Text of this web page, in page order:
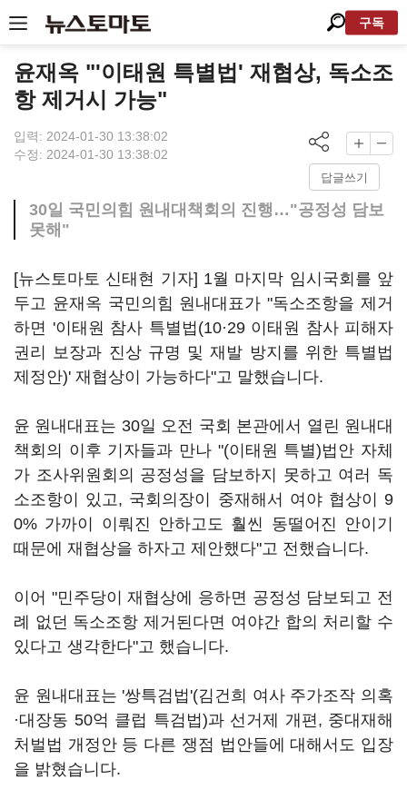
구독
윤재옥 "'이태원 특별법' 재협상, 독소조
항 제거시 가능"
입력: 2024-01-30 13:38:02
수정: 2024-01-30 13:38:02
답글쓰기
30일 국민의힘 원내대책회의 진행…"공정성 담보
못해"
[뉴스토마토 신태현 기자] 1월 마지막 임시국회를 앞
두고 윤재옥 국민의힘 원내대표가 "독소조항을 제거
하면 '이태원 참사 특별법(10·29 이태원 참사 피해자
권리 보장과 진상 규명 및 재발 방지를 위한 특별법
제정안)' 재협상이 가능하다"고 말했습니다.
윤 원내대표는 30일 오전 국회 본관에서 열린 원내대
책회의 이후 기자들과 만나 "(이태원 특별)법안 자체
가 조사위원회의 공정성을 담보하지 못하고 여러 독
소조항이 있고, 국회의장이 중재해서 여야 협상이 9
0% 가까이 이뤄진 안하고도 훨씬 동떨어진 안이기
때문에 재협상을 하자고 제안했다"고 전했습니다.
이어 "민주당이 재협상에 응하면 공정성 담보되고 전
례 없던 독소조항 제거된다면 여야간 합의 처리할 수
있다고 생각한다"고 했습니다.
윤 원내대표는 '쌍특검법'(김건희 여사 주가조작 의혹
·대장동 50억 클럽 특검법)과 선거제 개편, 중대재해
처벌법 개정안 등 다른 쟁점 법안들에 대해서도 입장
을 밝혔습니다.